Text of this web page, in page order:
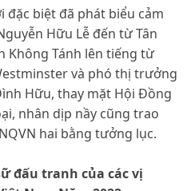
đặc biệt đã phát biểu cảm
Hữu Lễ đến từ Tân
Không Tánh lên tiếng từ
và phó thị trưởng
Hữu, thay mặt Hội Đồng
nhân dịp nầy cũng trao
hai bằng tưởng lục.
đấu tranh của các vị